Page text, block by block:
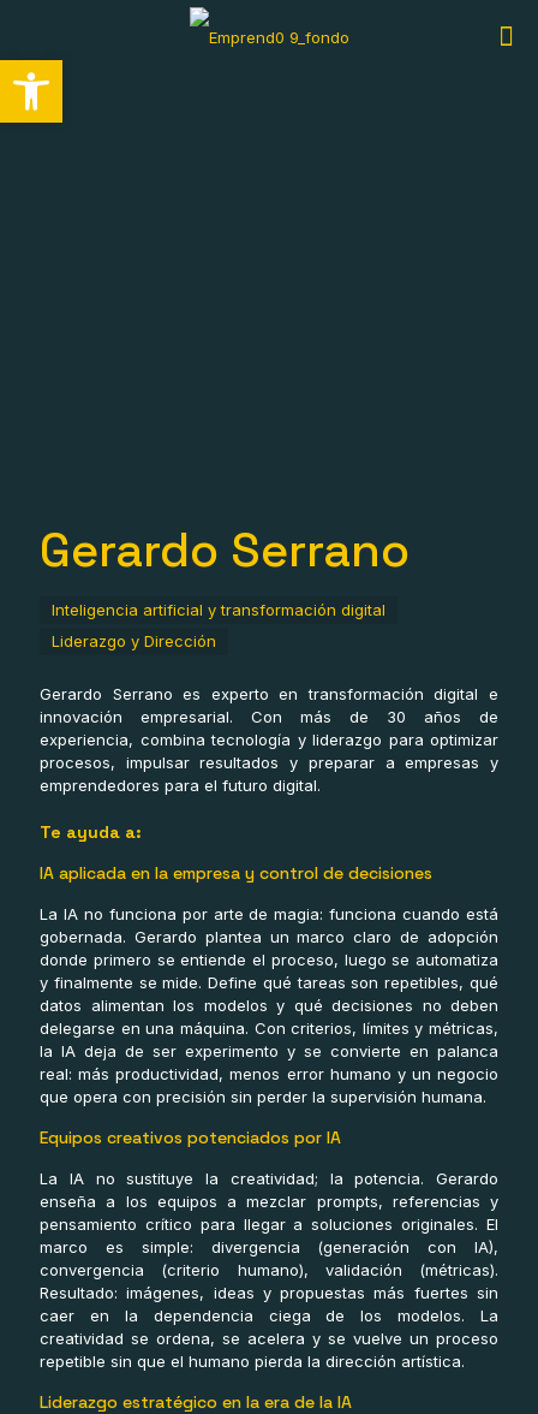
Abrir barra de herramientas
Gerardo Serrano
Inteligencia artificial y transformación digital
Liderazgo y Dirección
Gerardo Serrano es experto en transformación digital e
innovación empresarial. Con más de 30 años de
experiencia, combina tecnología y liderazgo para optimizar
procesos, impulsar resultados y preparar a empresas y
emprendedores para el futuro digital.
Te ayuda a:
IA aplicada en la empresa y control de decisiones
La IA no funciona por arte de magia: funciona cuando está
gobernada. Gerardo plantea un marco claro de adopción
donde primero se entiende el proceso, luego se automatiza
y finalmente se mide. Define qué tareas son repetibles, qué
datos alimentan los modelos y qué decisiones no deben
delegarse en una máquina. Con criterios, límites y métricas,
la IA deja de ser experimento y se convierte en palanca
real: más productividad, menos error humano y un negocio
que opera con precisión sin perder la supervisión humana.
Equipos creativos potenciados por IA
La IA no sustituye la creatividad; la potencia. Gerardo
enseña a los equipos a mezclar prompts, referencias y
pensamiento crítico para llegar a soluciones originales. El
marco es simple: divergencia (generación con IA),
convergencia (criterio humano), validación (métricas).
Resultado: imágenes, ideas y propuestas más fuertes sin
caer en la dependencia ciega de los modelos. La
creatividad se ordena, se acelera y se vuelve un proceso
repetible sin que el humano pierda la dirección artística.
Liderazgo estratégico en la era de la IA